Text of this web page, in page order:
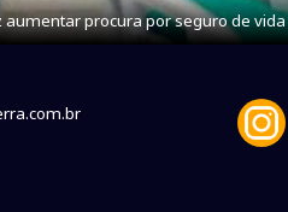
aumentar procura por seguro de vida